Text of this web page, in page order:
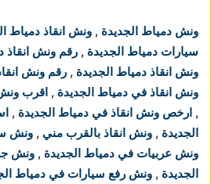
ونش دمياط الجديدة , ونش انقاذ دمياط
سيارات دمياط الجديدة , رقم ونش انقاذ
ونش انقاذ دمياط الجديدة , رقم ونش
ونش انقاذ في دمياط الجديدة , اقرب
, ارخص ونش انقاذ في دمياط الجديدة ,
الجديدة , ونش انقاذ بالقرب مني , ونش
ونش عربيات في دمياط الجديدة , ونش
الجديدة , ونش رفع سيارات في دمياط